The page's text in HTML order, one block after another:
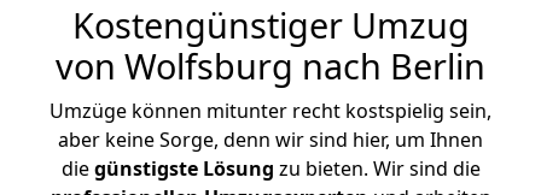
Kostengünstiger Umzug
von Wolfsburg nach Berlin
Umzüge können mitunter recht kostspielig sein,
aber keine Sorge, denn wir sind hier, um Ihnen
diegünstigste Lösung zu bieten. Wir sind die